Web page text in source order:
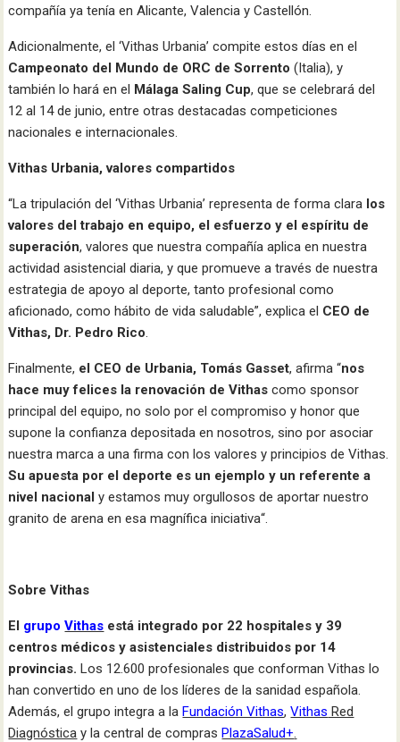
compañía ya tenía en Alicante, Valencia y Castellón.
Adicionalmente, el ‘Vithas Urbania’ compite estos días en el
Campeonato del Mundo de ORC de Sorrento (Italia), y
también lo hará en el Málaga Saling Cup, que se celebrará del
12 al 14 de junio, entre otras destacadas competiciones
nacionales e internacionales.
Vithas Urbania, valores compartidos
“La tripulación del ‘Vithas Urbania’ representa de forma clara los
valores del trabajo en equipo, el esfuerzo y el espíritu de
superación, valores que nuestra compañía aplica en nuestra
actividad asistencial diaria, y que promueve a través de nuestra
estrategia de apoyo al deporte, tanto profesional como
aficionado, como hábito de vida saludable”, explica el CEO de
Vithas, Dr. Pedro Rico.
Finalmente, el CEO de Urbania, Tomás Gasset, afirma “nos
hace muy felices la renovación de Vithas como sponsor
principal del equipo, no solo por el compromiso y honor que
supone la confianza depositada en nosotros, sino por asociar
nuestra marca a una firma con los valores y principios de Vithas.
Su apuesta por el deporte es un ejemplo y un referente a
nivel nacional y estamos muy orgullosos de aportar nuestro
granito de arena en esa magnífica iniciativa“.
Sobre Vithas
El grupoVithas está integrado por 22 hospitales y 39
centros médicos y asistenciales distribuidos por 14
provincias. Los 12.600 profesionales que conforman Vithas lo
han convertido en uno de los líderes de la sanidad española.
Además, el grupo integra a laFundación Vithas,Vithas Red
Diagnóstica y la central de comprasPlazaSalud+.